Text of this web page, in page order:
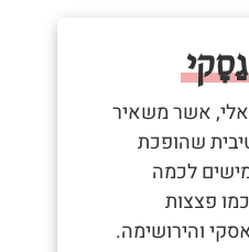
אשר משאיר
שהופכת
לכמה
פצצות
והירושימה.